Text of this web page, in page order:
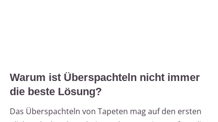
Warum ist Überspachteln nicht immer
die beste Lösung?
Das Überspachteln von Tapeten mag auf den ersten